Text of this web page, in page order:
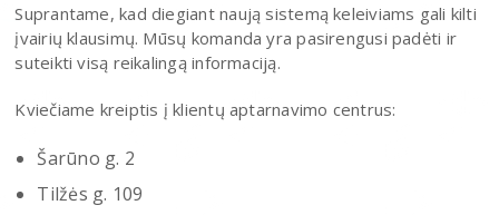
Suprantame, kad diegiant naują sistemą keleiviams gali kilti
įvairių klausimų. Mūsų komanda yra pasirengusi padėti ir
suteikti visą reikalingą informaciją.
Kviečiame kreiptis į klientų aptarnavimo centrus:
Šarūno g. 2
Tilžės g. 109